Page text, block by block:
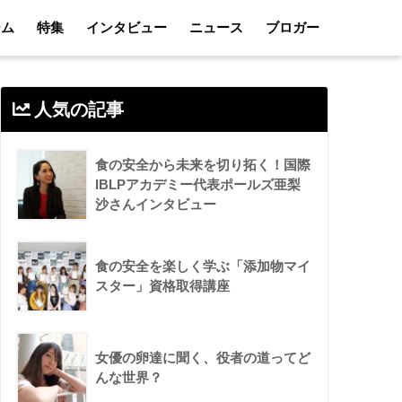
特集 インタビュー ニュース ブロガー
人気の記事
食の安全から未来を切り拓く！国際
IBLPアカデミー代表ポールズ亜梨
沙さんインタビュー
食の安全を楽しく学ぶ「添加物マイ
スター」資格取得講座
女優の卵達に聞く、役者の道ってど
んな世界？